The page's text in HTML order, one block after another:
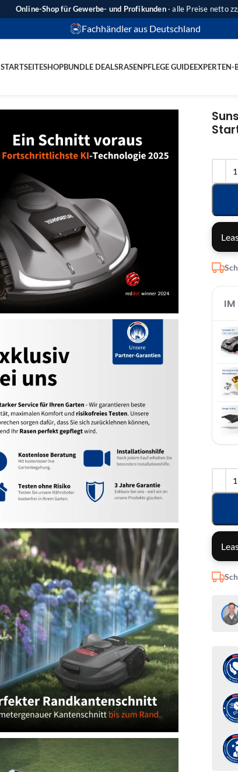
Online-Shop für Gewerbe- und Profikunden· alle Preise netto
Fachhändler aus Deutschland
STARTSEITESHOPBUNDLE DEALSRASENPFLEGE GUIDEEXPERTEN-
IM